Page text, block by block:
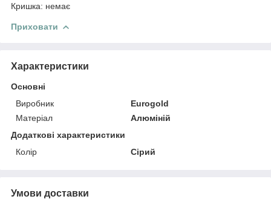
Кришка: немає
Приховати
Характеристики
Основні
Виробник
Eurogold
Матеріал
Алюміній
Додаткові характеристики
Колір
Сірий
Умови доставки